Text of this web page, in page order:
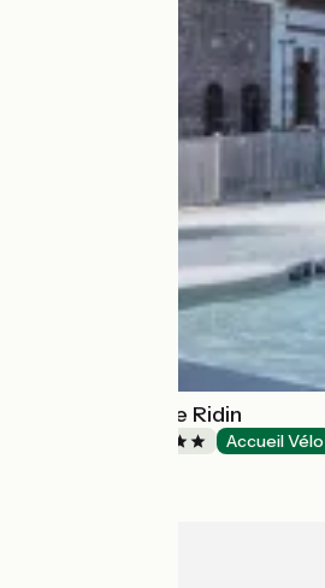
Yelloh! Village Le Ridin
Accueil Vélo